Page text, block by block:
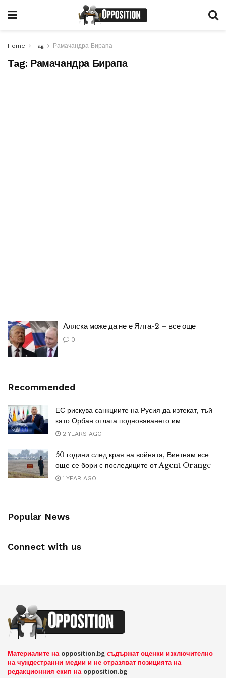
Home Tag Рамачандра Бирапа
Tag: Рамачандра Бирапа
Аляска може да не е Ялта-2 – все още
0
Recommended
ЕС рискува санкциите на Русия да изтекат, тъй
като Орбан отлага подновяването им
2 YEARS AGO
50 години след края на войната, Виетнам все
още се бори с последиците от Agent Orange
1 YEAR AGO
Popular News
Connect with us
Материалите на opposition.bg съдържат оценки изключително
на чуждестранни медии и не отразяват позицията на
редакционния екип на opposition.bg